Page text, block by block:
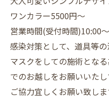
ワンカラー5500円〜
営業時間(受付時間)10:00
感染対策として、道具等の
マスクをしての施術とな
でのお越しをお願いいたし
ご協力宜しくお願い致しま